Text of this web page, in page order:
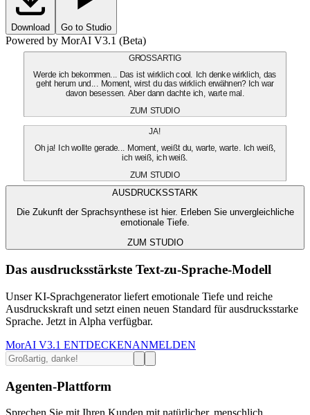
Download Go to Studio
Powered by MorAI V3.1 (Beta)
GROSSARTIG
Werde ich bekommen... Das ist wirklich cool. Ich denke wirklich, das
geht herum und... Moment, wirst du das wirklich erwähnen? Ich war
davon besessen. Aber dann dachte ich, warte mal.
ZUM STUDIO
JA!
Oh ja! Ich wollte gerade... Moment, weißt du, warte, warte. Ich weiß,
ich weiß, ich weiß.
ZUM STUDIO
AUSDRUCKSSTARK
Die Zukunft der Sprachsynthese ist hier. Erleben Sie unvergleichliche
emotionale Tiefe.
ZUM STUDIO
Das ausdrucksstärkste Text-zu-Sprache-Modell
Unser KI-Sprachgenerator liefert emotionale Tiefe und reiche
Ausdruckskraft und setzt einen neuen Standard für ausdrucksstarke
Sprache. Jetzt in Alpha verfügbar.
MorAI V3.1 ENTDECKENANMELDEN
Agenten-Plattform